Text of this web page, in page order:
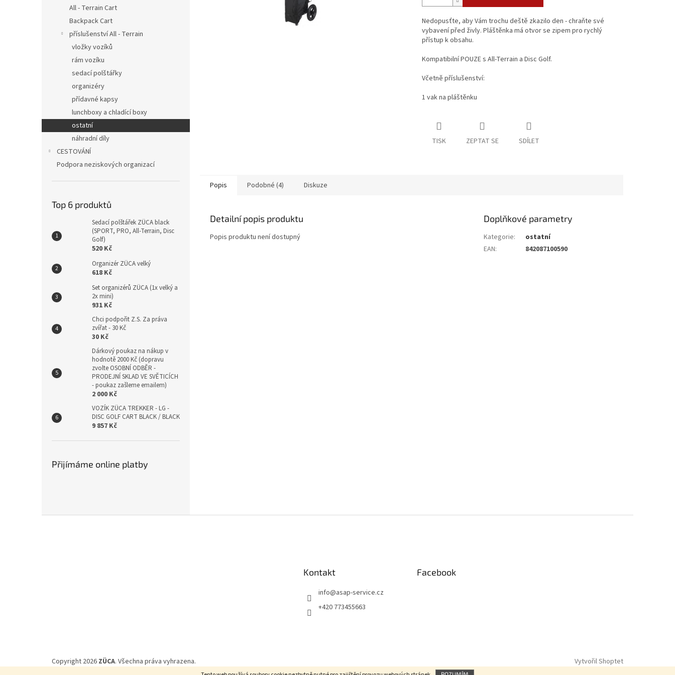
All - Terrain Cart
Backpack Cart
příslušenství All - Terrain
vložky vozíků
rám vozíku
sedací polštářky
organizéry
přídavné kapsy
lunchboxy a chladící boxy
ostatní
náhradní díly
CESTOVÁNÍ
Podpora neziskových organizací
Top 6 produktů
Sedací polštářek ZÜCA black
(SPORT, PRO, All-Terrain, Disc
Golf)
520 Kč
Organizér ZÜCA velký
618 Kč
Set organizérů ZÜCA (1x velký a
2x mini)
931 Kč
Chci podpořit Z.S. Za práva
zvířat - 30 Kč
30 Kč
Dárkový poukaz na nákup v
hodnotě 2000 Kč (dopravu
zvolte OSOBNÍ ODBĚR -
PRODEJNÍ SKLAD VE SVĚTICÍCH
- poukaz zašleme emailem)
2 000 Kč
VOZÍK ZÜCA TREKKER - LG -
DISC GOLF CART BLACK / BLACK
9 857 Kč
Přijímáme online platby
Nedopusťte, aby Vám trochu deště zkazilo den - chraňte své
vybavení před živly. Pláštěnka má otvor se zipem pro rychlý
přístup k obsahu.
Kompatibilní POUZE s All-Terrain a Disc Golf.
Včetně příslušenství:
1 vak na pláštěnku
TISK ZEPTAT SE SDÍLET
Popis Podobné (4) Diskuze
Detailní popis produktu
Popis produktu není dostupný
Doplňkové parametry
Kategorie:
ostatní
EAN: 842087100590
Kontakt
info@asap-service.cz
+420 773455663
Facebook
Vytvořil Shoptet
Copyright 2026 ZÜCA. Všechna práva vyhrazena.